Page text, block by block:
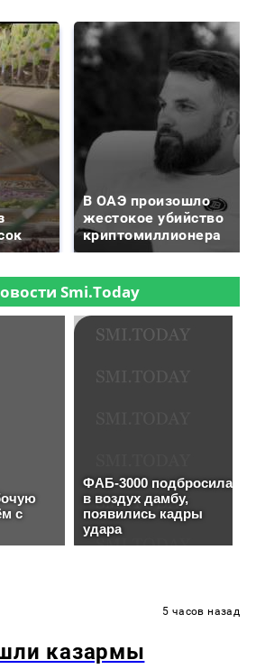
В ОАЭ произошло
жестокое убийство
криптомиллионера
5 часов назад
казармы